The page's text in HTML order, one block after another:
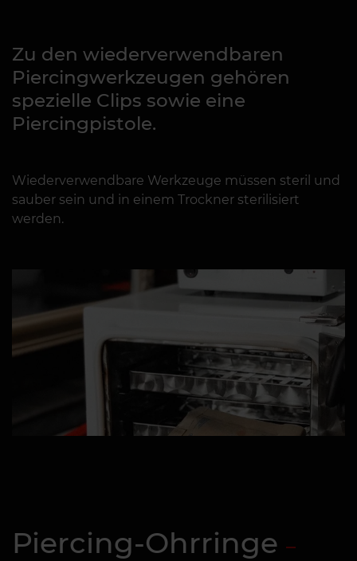
Zu den wiederverwendbaren
Piercingwerkzeugen gehören
spezielle Clips sowie eine
Piercingpistole.
Wiederverwendbare Werkzeuge müssen steril und
sauber sein und in einem Trockner sterilisiert
werden.
Piercing-Ohrringe